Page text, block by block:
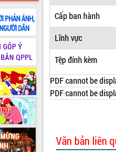
Cấp ban hành
Lĩnh vực
Tệp đính kèm
PDF cannot be
PDF cannot be
Văn bản liên